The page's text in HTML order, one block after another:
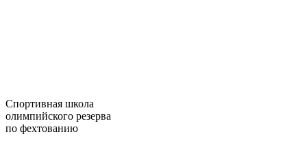
Cпортивная школа
олимпийского резерва
по фехтованию